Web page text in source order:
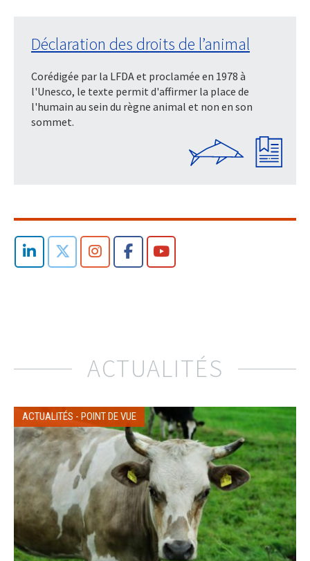
Déclaration des droits de l’animal
Corédigée par la LFDA et proclamée en 1978 à
l'Unesco, le texte permit d'affirmer la place de
l'humain au sein du règne animal et non en son
sommet.
ACTUALITÉS
ACTUALITÉS - POINT DE VUE